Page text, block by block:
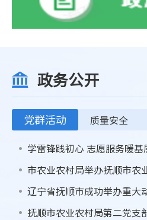
政务公开
党群活动 质量安全
学雷锋践初心 志愿服务暖基